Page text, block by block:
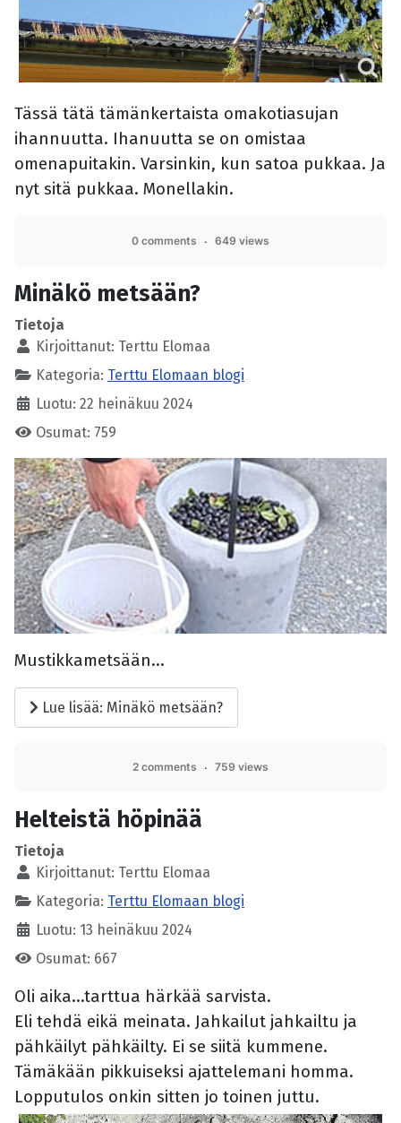
Tässä tätä tämänkertaista omakotiasujan
ihannuutta. Ihanuutta se on omistaa
omenapuitakin. Varsinkin, kun satoa pukkaa. Ja
nyt sitä pukkaa. Monellakin.
0 comments 649 views
Minäkö metsään?
Tietoja
Kirjoittanut: Terttu Elomaa
Kategoria: Terttu Elomaan blogi
Luotu: 22 heinäkuu 2024
Osumat: 759
Mustikkametsään...
Lue lisää: Minäkö metsään?
2 comments 759 views
Helteistä höpinää
Tietoja
Kirjoittanut: Terttu Elomaa
Kategoria: Terttu Elomaan blogi
Luotu: 13 heinäkuu 2024
Osumat: 667
Oli aika...tarttua härkää sarvista.
Eli tehdä eikä meinata. Jahkailut jahkailtu ja
pähkäilyt pähkäilty. Ei se siitä kummene.
Tämäkään pikkuiseksi ajattelemani homma.
Lopputulos onkin sitten jo toinen juttu.